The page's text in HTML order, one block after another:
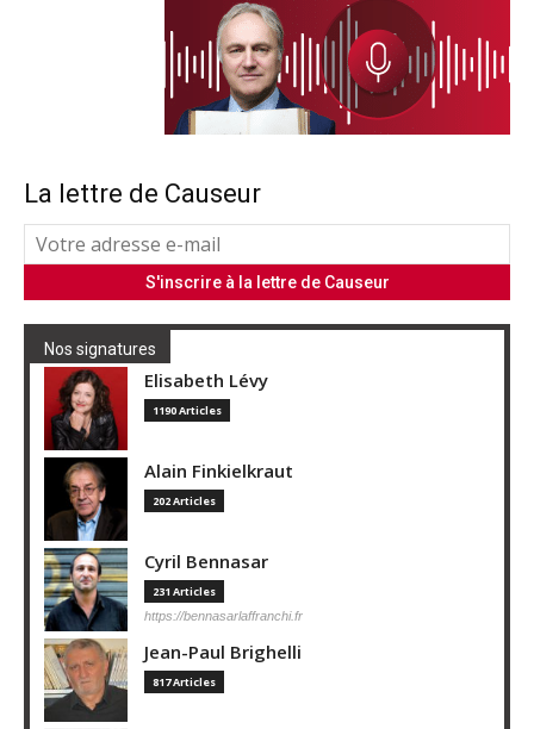
La lettre de Causeur
Nos signatures
Elisabeth Lévy
1190 Articles
Alain Finkielkraut
202 Articles
Cyril Bennasar
231 Articles
https://bennasarlaffranchi.fr
Jean-Paul Brighelli
817 Articles